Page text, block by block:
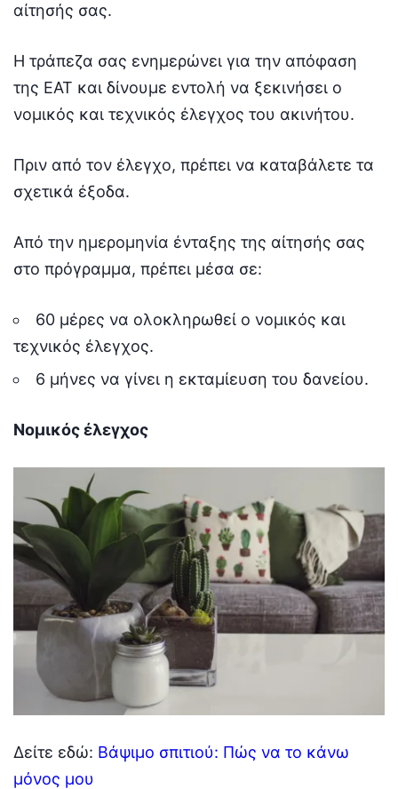
αίτησής σας.
Η τράπεζα σας ενημερώνει για την απόφαση
της ΕΑΤ και δίνουμε εντολή να ξεκινήσει ο
νομικός και τεχνικός έλεγχος του ακινήτου.
Πριν από τον έλεγχο, πρέπει να καταβάλετε τα
σχετικά έξοδα.
Από την ημερομηνία ένταξης της αίτησής σας
στο πρόγραμμα, πρέπει μέσα σε:
60 μέρες να ολοκληρωθεί ο νομικός και
τεχνικός έλεγχος.
6 μήνες να γίνει η εκταμίευση του δανείου.
Νομικός έλεγχος
Δείτε εδώ: Βάψιμο σπιτιού: Πώς να το κάνω
μόνος μου